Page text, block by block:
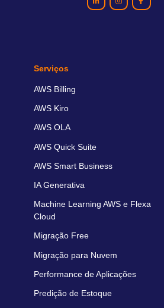
Serviços
AWS Billing
AWS Kiro
AWS OLA
AWS Quick Suite
AWS Smart Business
IA Generativa
Machine Learning AWS e Flexa
Cloud
Migração Free
Migração para Nuvem
Performance de Aplicações
Predição de Estoque